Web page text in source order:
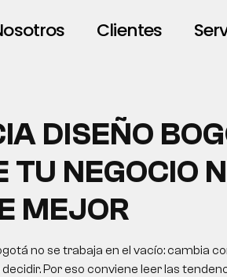
Clientes
DISEÑO
TU NEGOCIO
MEJOR
no se trabaja en el vacío: cambia
Por eso conviene leer las